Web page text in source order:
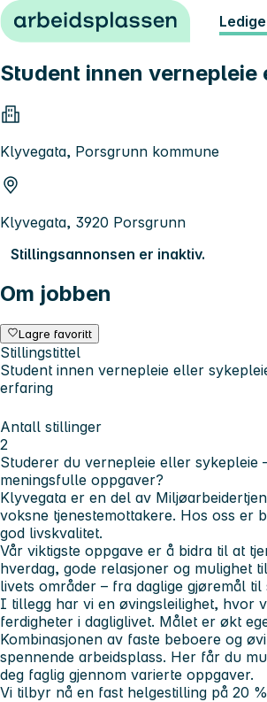
Hopp til innhold
Student innen
Klyvegata, Porsgrunn kommune
Klyvegata, 3920 Porsgrunn
Stillingsannonsen er inaktiv.
Om jobben
Lagre favoritt
Stillingstittel
Student innen vernepleie eller
erfaring
Antall stillinger
2
Studerer du vernepleie eller sykepleie
meningsfulle oppgaver?
Klyvegata er en del av
voksne tjenestemottakere. Hos oss er
god livskvalitet.
Vår viktigste oppgave er å bidra til at
hverdag, gode relasjoner og mulighet
livets områder – fra daglige gjøremål til
I tillegg har vi en øvingsleilighet, hvor
ferdigheter i dagliglivet. Målet er økt
Kombinasjonen av faste beboere og
spennende arbeidsplass. Her får du
deg faglig gjennom varierte oppgaver.
Vi tilbyr nå en fast helgestilling på 20